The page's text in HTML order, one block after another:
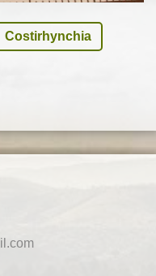
Costirhynchia
il.com